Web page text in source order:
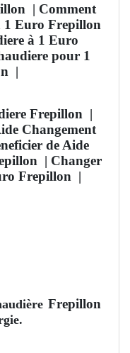
| Comment
1 Euro Frepillon
à 1 Euro
pour 1
|
Frepillon |
Changement
de Aide
| Changer
Frepillon |
Frepillon